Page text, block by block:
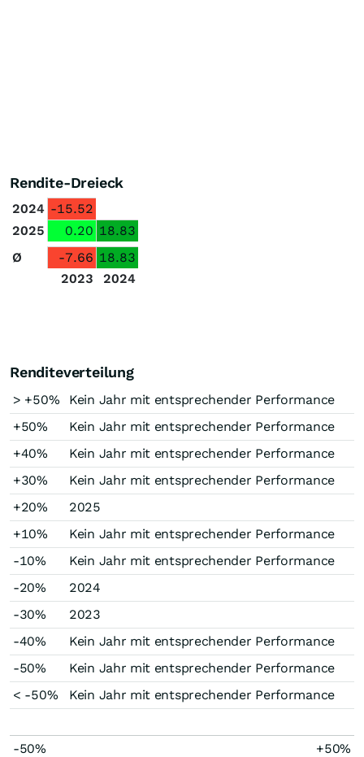
Rendite-Dreieck
2024 -15.52
2025
0.20 18.83
Ø
-7.66 18.83
2023
2024
Renditeverteilung
> +50%
Kein Jahr mit entsprechender Performance
+50%
Kein Jahr mit entsprechender Performance
+40%
Kein Jahr mit entsprechender Performance
+30%
Kein Jahr mit entsprechender Performance
+20%
2025
+10%
Kein Jahr mit entsprechender Performance
-10%
Kein Jahr mit entsprechender Performance
-20%
2024
-30%
2023
-40%
Kein Jahr mit entsprechender Performance
-50%
Kein Jahr mit entsprechender Performance
< -50%
Kein Jahr mit entsprechender Performance
-50% +50%